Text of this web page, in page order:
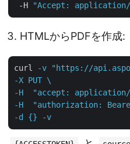
-H
"Accept:
HTMLからPDFを作成:
curl
-v "https://
-X PUT \
-H  "accept:
-H  "authorization: Bearer
-d {} -v